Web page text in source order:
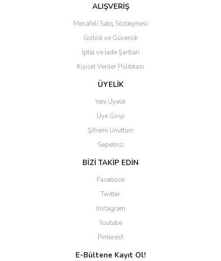
Ürün fiyatı diğer sitelerden daha pahalı.
Gönder
ALIŞVERİŞ
Mesafeli Satış Sözleşmesi
Gizlilik ve Güvenlik
İptal ve İade Şartları
Kişisel Veriler Politikası
ÜYELİK
Yeni Üyelik
Üye Girişi
Şifremi Unuttum
Sepetiniz
BİZİ TAKİP EDİN
Facebook
Twitter
Instagram
Youtube
Pinterest
E-Bültene Kayıt Ol!